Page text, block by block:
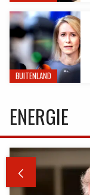
BUITENLAND
ENERGIE
